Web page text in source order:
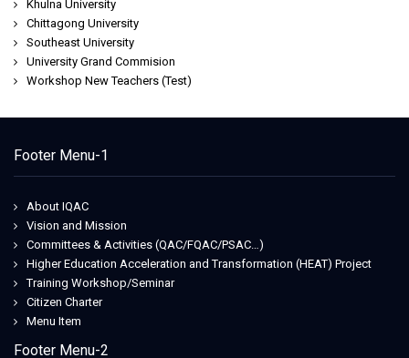
Khulna University
Chittagong University
Southeast University
University Grand Commision
Workshop New Teachers (Test)
Footer Menu-1
About IQAC
Vision and Mission
Committees & Activities (QAC/FQAC/PSAC…)
Higher Education Acceleration and Transformation (HEAT) Project
Training Workshop/Seminar
Citizen Charter
Menu Item
Footer Menu-2